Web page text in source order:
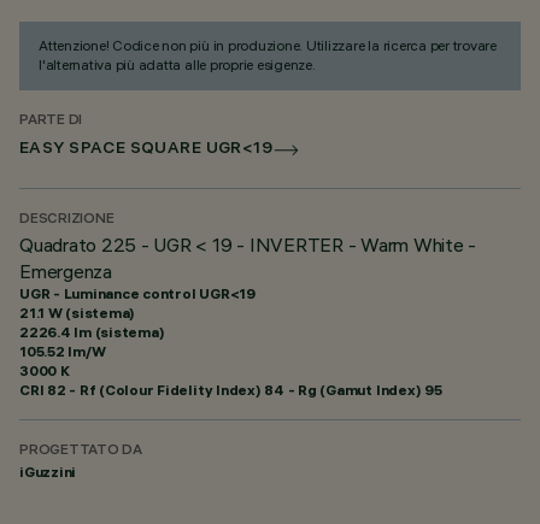
Attenzione! Codice non più in produzione. Utilizzare la ricerca per trovare
l'alternativa più adatta alle proprie esigenze.
PARTE DI
EASY SPACE SQUARE UGR<19
DESCRIZIONE
Quadrato 225 - UGR < 19 - INVERTER - Warm White -
Emergenza
UGR - Luminance control UGR<19
21.1 W (sistema)
2226.4 lm (sistema)
105.52 lm/W
3000 K
CRI 82 - Rf (Colour Fidelity Index) 84 - Rg (Gamut Index) 95
PROGETTATO DA
iGuzzini